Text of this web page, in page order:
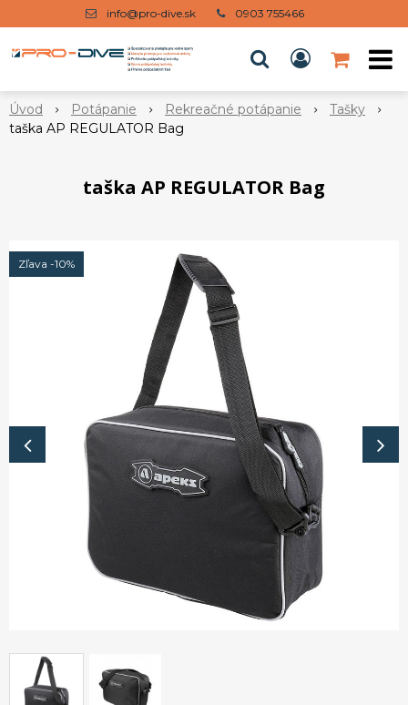
info@pro-dive.sk 0903 755466
Úvod Potápanie Rekreačné potápanie
Tašky
taška AP REGULATOR Bag
taška AP REGULATOR Bag
Zľava -10%